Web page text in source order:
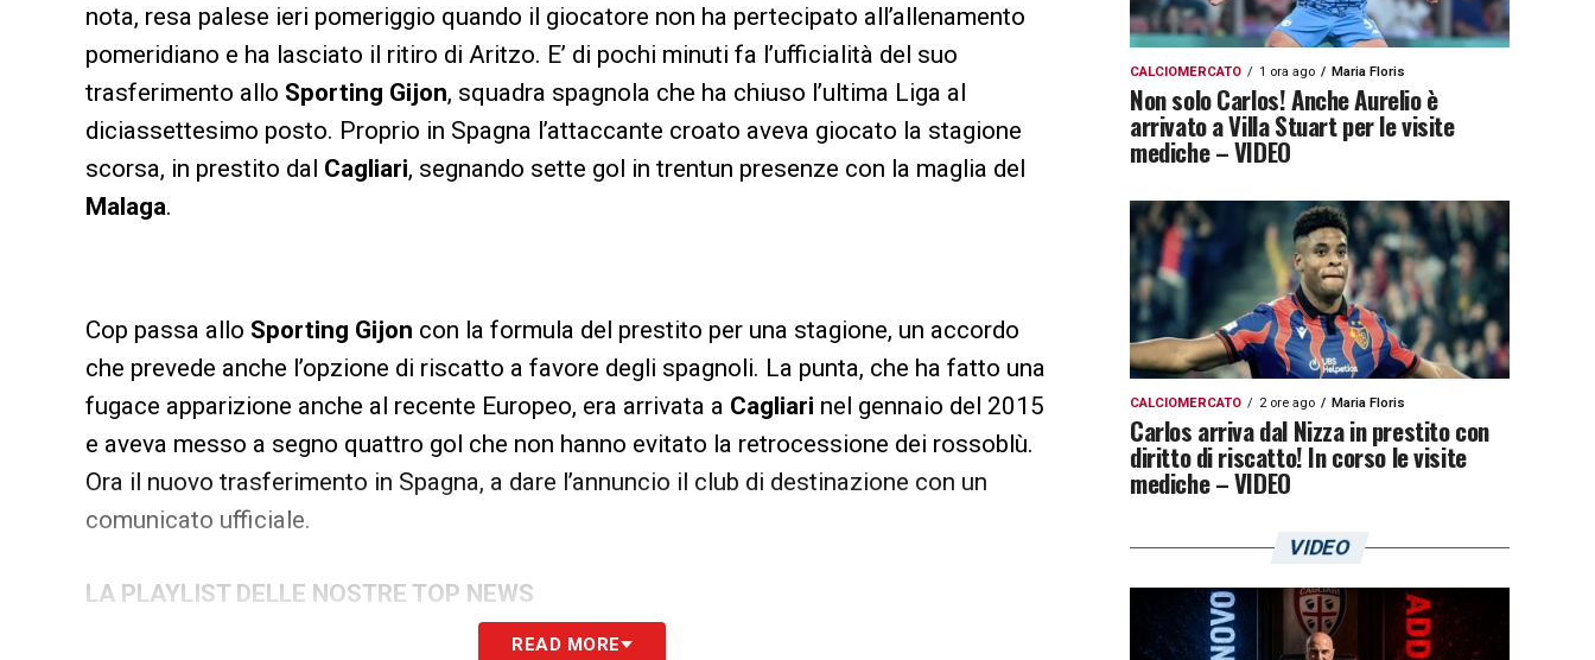
nota, resa palese ieri pomeriggio quando il giocatore non ha pertecipato all’allenamento
pomeridiano e ha lasciato il ritiro di Aritzo. E’ di pochi minuti fa l’ufficialità del suo
trasferimento allo Sporting Gijon, squadra spagnola che ha chiuso l’ultima Liga al
diciassettesimo posto. Proprio in Spagna l’attaccante croato aveva giocato la stagione
scorsa, in prestito dal Cagliari, segnando sette gol in trentun presenze con la maglia del
Malaga.
Cop passa allo Sporting Gijon con la formula del prestito per una stagione, un accordo
che prevede anche l’opzione di riscatto a favore degli spagnoli. La punta, che ha fatto una
fugace apparizione anche al recente Europeo, era arrivata a Cagliari nel gennaio del 2015
e aveva messo a segno quattro gol che non hanno evitato la retrocessione dei rossoblù.
Ora il nuovo trasferimento in Spagna, a dare l’annuncio il club di destinazione con un
comunicato ufficiale.
LA PLAYLIST DELLE NOSTRE TOP NEWS
READ MORE
CALCIOMERCATO 1 ora ago Maria Floris
Non solo Carlos! Anche Aurelio è
arrivato a Villa Stuart per le visite
mediche – VIDEO
CALCIOMERCATO 2 ore ago Maria Floris
Carlos arriva dal Nizza in prestito con
diritto di riscatto! In corso le visite
mediche – VIDEO
VIDEO